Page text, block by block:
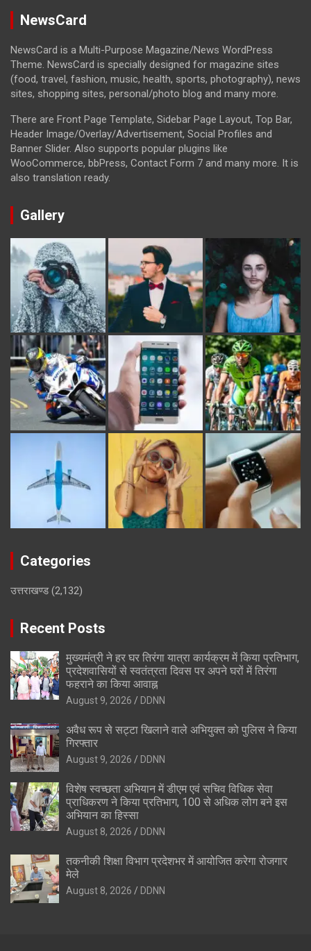
NewsCard
NewsCard is a Multi-Purpose Magazine/News WordPress
Theme. NewsCard is specially designed for magazine sites
(food, travel, fashion, music, health, sports, photography), news
sites, shopping sites, personal/photo blog and many more.
There are Front Page Template, Sidebar Page Layout, Top Bar,
Header Image/Overlay/Advertisement, Social Profiles and
Banner Slider. Also supports popular plugins like
WooCommerce, bbPress, Contact Form 7 and many more. It is
also translation ready.
Gallery
Categories
उत्तराखण्ड(2,132)
Recent Posts
मुख्यमंत्री ने हर घर तिरंगा यात्रा कार्यक्रम में किया प्रतिभाग,
प्रदेशवासियों से स्वतंत्रता दिवस पर अपने घरों में तिरंगा
फहराने का किया आवाह्न
August 9, 2026 DDNN
अवैध रूप से सट्टा खिलाने वाले अभियुक्त को पुलिस ने किया
गिरफ्तार
August 9, 2026 DDNN
विशेष स्वच्छता अभियान में डीएम एवं सचिव विधिक सेवा
प्राधिकरण ने किया प्रतिभाग, 100 से अधिक लोग बने इस
अभियान का हिस्सा
August 8, 2026 DDNN
तकनीकी शिक्षा विभाग प्रदेशभर में आयोजित करेगा रोजगार
मेले
August 8, 2026 DDNN